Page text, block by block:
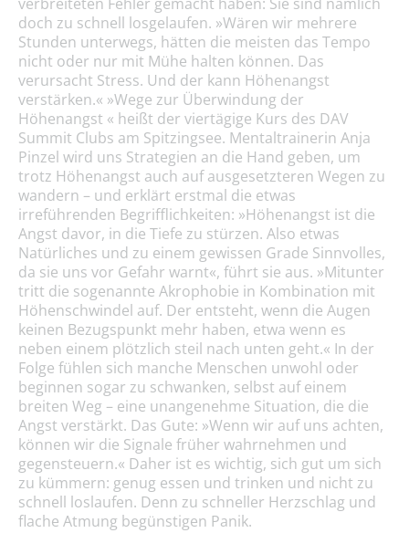
doch zu schnell losgelaufen. »Wären wir mehrere
Stunden unterwegs, hätten die meisten das Tempo
nicht oder nur mit Mühe halten können. Das
verursacht Stress. Und der kann Höhenangst
verstärken.« »Wege zur Überwindung der
Höhenangst « heißt der viertägige Kurs des DAV
Summit Clubs am Spitzingsee. Mentaltrainerin Anja
Pinzel wird uns Strategien an die Hand geben, um
trotz Höhenangst auch auf ausgesetzteren Wegen zu
wandern – und erklärt erstmal die etwas
irreführenden Begrifflichkeiten: »Höhenangst ist die
Angst davor, in die Tiefe zu stürzen. Also etwas
Natürliches und zu einem gewissen Grade Sinnvolles,
da sie uns vor Gefahr warnt«, führt sie aus. »Mitunter
tritt die sogenannte Akrophobie in Kombination mit
Höhenschwindel auf. Der entsteht, wenn die Augen
keinen Bezugspunkt mehr haben, etwa wenn es
neben einem plötzlich steil nach unten geht.« In der
Folge fühlen sich manche Menschen unwohl oder
beginnen sogar zu schwanken, selbst auf einem
breiten Weg – eine unangenehme Situation, die die
Angst verstärkt. Das Gute: »Wenn wir auf uns achten,
können wir die Signale früher wahrnehmen und
gegensteuern.« Daher ist es wichtig, sich gut um sich
zu kümmern: genug essen und trinken und nicht zu
schnell loslaufen. Denn zu schneller Herzschlag und
flache Atmung begünstigen Panik.